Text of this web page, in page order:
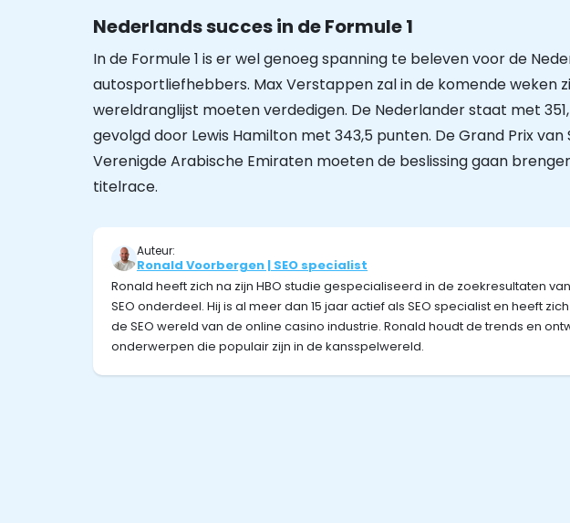
Nederlands succes in de Formule 1
In de Formule 1 is er wel genoeg spanning te beleven voor de
autosportliefhebbers. Max Verstappen zal in de komende weken
wereldranglijst moeten verdedigen. De Nederlander staat met
gevolgd door Lewis Hamilton met 343,5 punten. De Grand Prix
Verenigde Arabische Emiraten moeten de beslissing gaan
titelrace.
Auteur:
Ronald Voorbergen | SEO specialist
Ronald heeft zich na zijn HBO studie gespecialiseerd in de zoekresultaten
SEO onderdeel. Hij is al meer dan 15 jaar actief als SEO specialist en heeft
de SEO wereld van de online casino industrie. Ronald houdt de trends en
onderwerpen die populair zijn in de kansspelwereld.